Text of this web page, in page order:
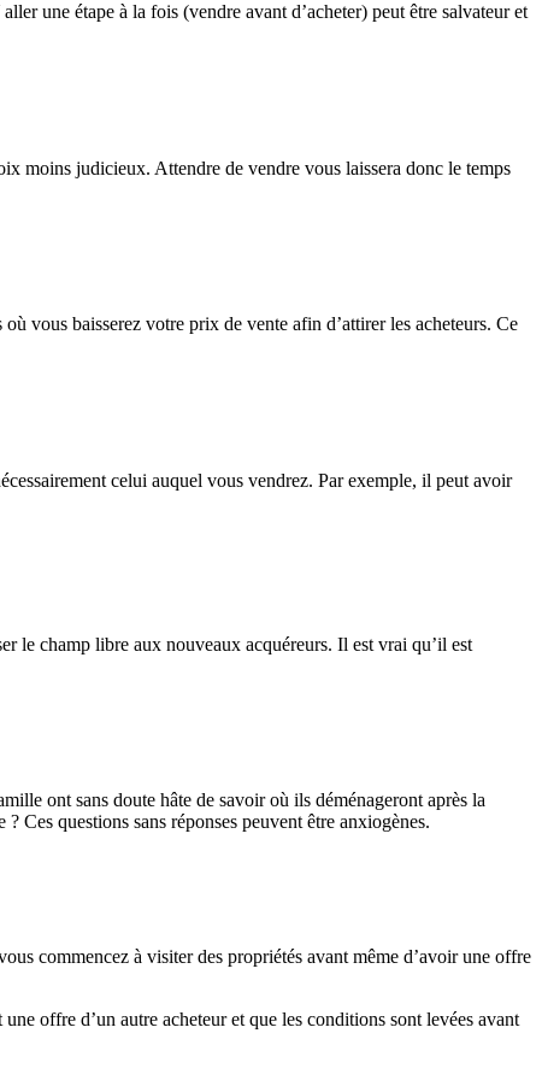
une étape à la fois (vendre avant d’acheter) peut être salvateur et
moins judicieux. Attendre de vendre vous laissera donc le temps
vous baisserez votre prix de vente afin d’attirer les acheteurs. Ce
celui auquel vous vendrez. Par exemple, il peut avoir
le champ libre aux nouveaux acquéreurs. Il est vrai qu’il est
ont sans doute hâte de savoir où ils déménageront après la
Ces questions sans réponses peuvent être anxiogènes.
commencez à visiter des propriétés avant même d’avoir une offre
offre d’un autre acheteur et que les conditions sont levées avant